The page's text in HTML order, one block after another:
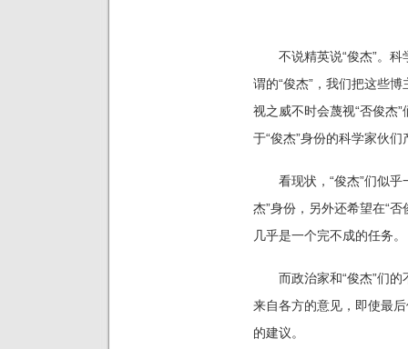
不说精英说“俊杰”。 科
谓的“俊杰”，我们把这些博
视之威不时会蔑视“否俊杰
于“俊杰”身份的科学家伙
看现状，“俊杰”们似乎
杰”身份，另外还希望在“
几乎是一个完不成的任务。
而政治家和“俊杰”们的
来自各方的意见，即使最
的建议。